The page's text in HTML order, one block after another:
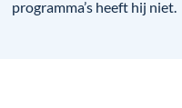
programma’s heeft hij niet.